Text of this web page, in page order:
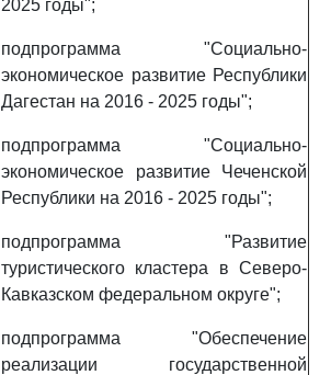
2025 годы";
подпрограмма "Социально-
экономическое развитие Республики
Дагестан на 2016 - 2025 годы";
подпрограмма "Социально-
экономическое развитие Чеченской
Республики на 2016 - 2025 годы";
подпрограмма "Развитие
туристического кластера в Северо-
Кавказском федеральном округе";
подпрограмма "Обеспечение
реализации государственной